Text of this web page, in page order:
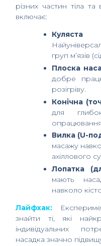
різних частин тіла
включає:
груп м’язів
Плоска
добре
розігріву.
Конічна
для
Вилка (U-
масажу
ахіллового
Лопатка
мають
навколо
Лайфхак:
знайти ті, які
індивідуальних
насадка значно